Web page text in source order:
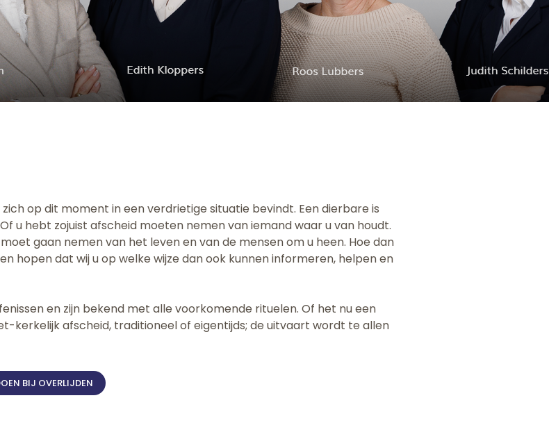
op dit moment in een verdrietige situatie bevindt. Een dierbare is
u hebt zojuist afscheid moeten nemen van iemand waar u van houdt.
gaan nemen van het leven en van de mensen om u heen. Hoe dan
hopen dat wij u op welke wijze dan ook kunnen informeren, helpen en
en zijn bekend met alle voorkomende rituelen. Of het nu een
kerkelijk afscheid, traditioneel of eigentijds; de uitvaart wordt te allen
BIJ OVERLIJDEN